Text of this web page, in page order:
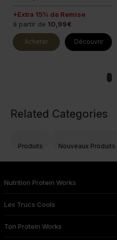
+Extra 15% de Remise
à partir de 10,99€
Acheter Découvrir
Related Categories
Produits Nouveaux Produits
Nutrition Protein Works
Les Trucs Cools
Ton Protein Works